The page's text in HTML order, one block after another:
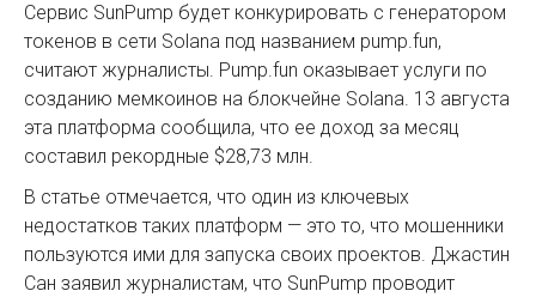
Сервис SunPump будет конкурировать с генератором
токенов в сети Solana под названием pump.fun,
считают журналисты. Pump.fun оказывает услуги по
созданию мемкоинов на блокчейне Solana. 13 августа
эта платформа сообщила, что ее доход за месяц
составил рекордные $28,73 млн.
В статье отмечается, что один из ключевых
недостатков таких платформ — это то, что мошенники
пользуются ими для запуска своих проектов. Джастин
Сан заявил журналистам, что SunPump проводит